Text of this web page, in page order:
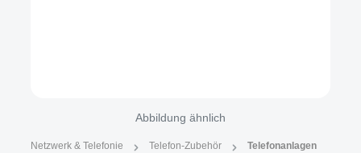
Abbildung ähnlich
Netzwerk & Telefonie Telefon-Zubehör Telefonanlagen